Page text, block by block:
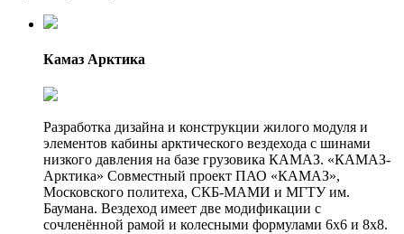
Камаз Арктика
Разработка дизайна и конструкции жилого модуля и
элементов кабины арктического вездехода с шинами
низкого давления на базе грузовика КАМАЗ. «КАМАЗ-
Арктика» Совместный проект ПАО «КАМАЗ»,
Московского политеха, СКБ-МАМИ и МГТУ им.
Баумана. Вездеход имеет две модификации с
сочленённой рамой и колесными формулами 6х6 и 8х8.